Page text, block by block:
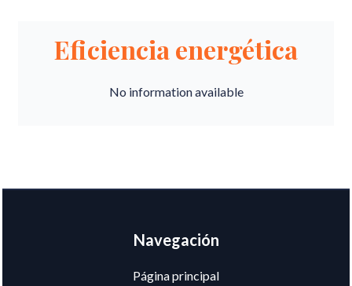
Eficiencia energética
No information available
Navegación
Página principal